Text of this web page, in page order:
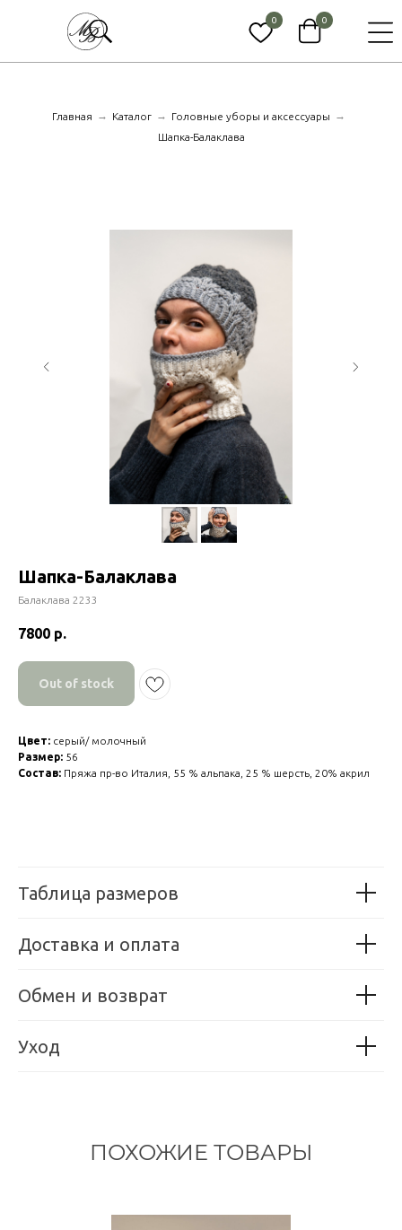
0
0
Главная → Каталог → Головные уборы и аксессуары →
Шапка-Балаклава
Шапка-Балаклава
Балаклава 2233
7800 р.
Out of stock
Цвет: серый/ молочный
Размер: 56
Состав: Пряжа пр-во Италия, 55 % альпака, 25 % шерсть, 20% акрил
Таблица размеров
Доставка и оплата
Обмен и возврат
Уход
ПОХОЖИЕ ТОВАРЫ